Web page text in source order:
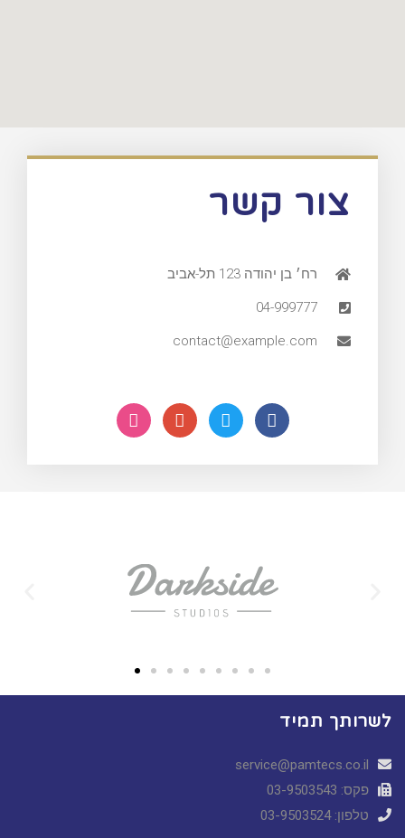
צור קשר
רח׳ בן יהודה 123 תל-אביב
04-999777
contact@example.com
לשרותך תמיד
service@pamtecs.co.il
פקס: 03-9503543
טלפון: 03-9503524